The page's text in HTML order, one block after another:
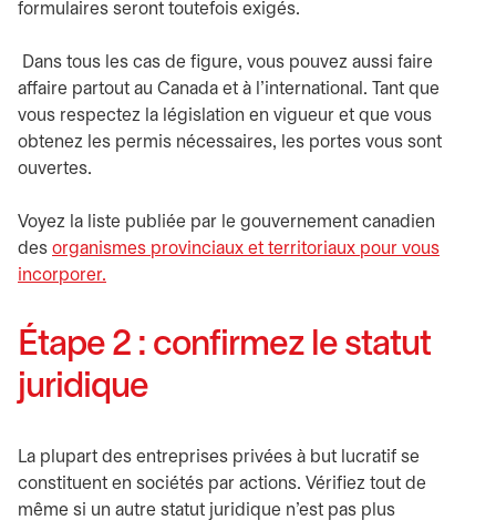
formulaires seront toutefois exigés.
Dans tous les cas de figure, vous pouvez aussi faire
affaire partout au Canada et à l’international. Tant que
vous respectez la législation en vigueur et que vous
obtenez les permis nécessaires, les portes vous sont
ouvertes.
Voyez la liste publiée par le gouvernement canadien
des organismes provinciaux et territoriaux pour vous
incorporer.
Étape 2 : confirmez le statut
juridique
La plupart des entreprises privées à but lucratif se
constituent en sociétés par actions. Vérifiez tout de
même si un autre statut juridique n’est pas plus